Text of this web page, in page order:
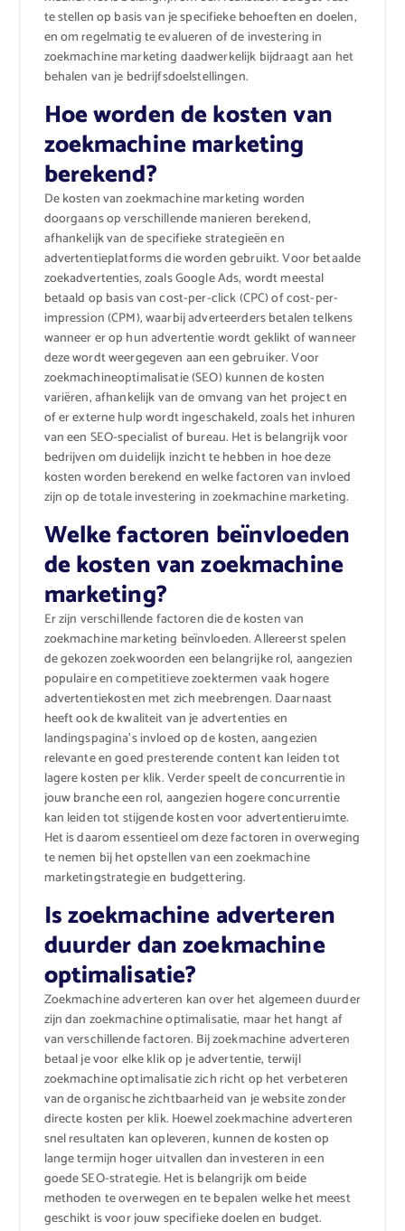
te stellen op basis van je specifieke behoeften en doelen,
en om regelmatig te evalueren of de investering in
zoekmachine marketing daadwerkelijk bijdraagt aan het
behalen van je bedrijfsdoelstellingen.
Hoe worden de kosten van
zoekmachine marketing
berekend?
De kosten van zoekmachine marketing worden
doorgaans op verschillende manieren berekend,
afhankelijk van de specifieke strategieën en
advertentieplatforms die worden gebruikt. Voor betaalde
zoekadvertenties, zoals Google Ads, wordt meestal
betaald op basis van cost-per-click (CPC) of cost-per-
impression (CPM), waarbij adverteerders betalen telkens
wanneer er op hun advertentie wordt geklikt of wanneer
deze wordt weergegeven aan een gebruiker. Voor
zoekmachineoptimalisatie (SEO) kunnen de kosten
variëren, afhankelijk van de omvang van het project en
of er externe hulp wordt ingeschakeld, zoals het inhuren
van een SEO-specialist of bureau. Het is belangrijk voor
bedrijven om duidelijk inzicht te hebben in hoe deze
kosten worden berekend en welke factoren van invloed
zijn op de totale investering in zoekmachine marketing.
Welke factoren beïnvloeden
de kosten van zoekmachine
marketing?
Er zijn verschillende factoren die de kosten van
zoekmachine marketing beïnvloeden. Allereerst spelen
de gekozen zoekwoorden een belangrijke rol, aangezien
populaire en competitieve zoektermen vaak hogere
advertentiekosten met zich meebrengen. Daarnaast
heeft ook de kwaliteit van je advertenties en
landingspagina’s invloed op de kosten, aangezien
relevante en goed presterende content kan leiden tot
lagere kosten per klik. Verder speelt de concurrentie in
jouw branche een rol, aangezien hogere concurrentie
kan leiden tot stijgende kosten voor advertentieruimte.
Het is daarom essentieel om deze factoren in overweging
te nemen bij het opstellen van een zoekmachine
marketingstrategie en budgettering.
Is zoekmachine adverteren
duurder dan zoekmachine
optimalisatie?
Zoekmachine adverteren kan over het algemeen duurder
zijn dan zoekmachine optimalisatie, maar het hangt af
van verschillende factoren. Bij zoekmachine adverteren
betaal je voor elke klik op je advertentie, terwijl
zoekmachine optimalisatie zich richt op het verbeteren
van de organische zichtbaarheid van je website zonder
directe kosten per klik. Hoewel zoekmachine adverteren
snel resultaten kan opleveren, kunnen de kosten op
lange termijn hoger uitvallen dan investeren in een
goede SEO-strategie. Het is belangrijk om beide
methoden te overwegen en te bepalen welke het meest
geschikt is voor jouw specifieke doelen en budget.